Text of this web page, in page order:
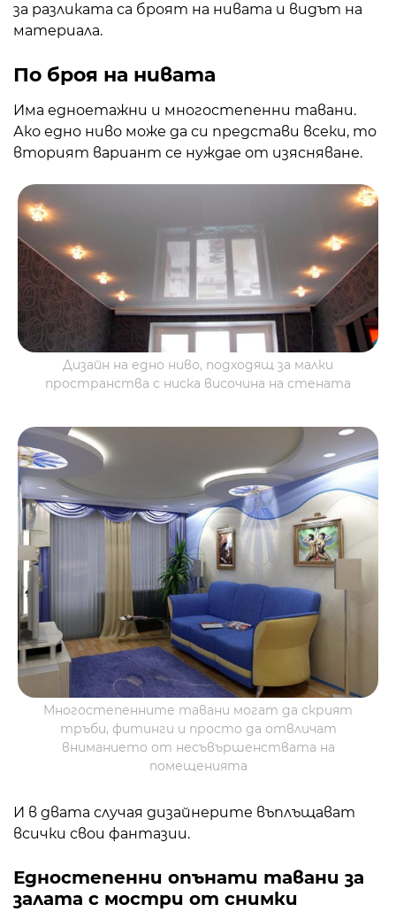
за разликата са броят на нивата и видът на
материала.
По броя на нивата
Има едноетажни и многостепенни тавани.
Ако едно ниво може да си представи всеки, то
вторият вариант се нуждае от изясняване.
Дизайн на едно ниво, подходящ за малки
пространства с ниска височина на стената
Многостепенните тавани могат да скрият
тръби, фитинги и просто да отвличат
вниманието от несъвършенствата на
помещенията
И в двата случая дизайнерите въплъщават
всички свои фантазии.
Едностепенни опънати тавани за
залата с мостри от снимки